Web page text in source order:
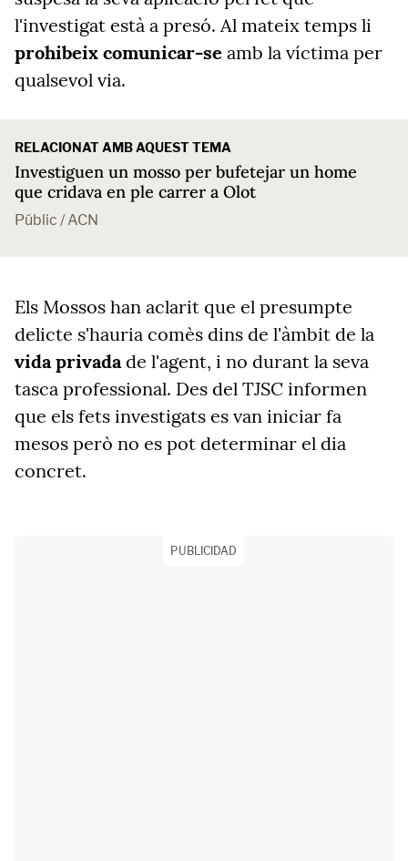
l'investigat està a presó. Al mateix temps li
prohibeix comunicar-se amb la víctima per
qualsevol via.
RELACIONAT AMB AQUEST TEMA
Investiguen un mosso per bufetejar un home
que cridava en ple carrer a Olot
Públic / ACN
Els Mossos han aclarit que el presumpte
delicte s'hauria comès dins de l'àmbit de la
vida privadade l'agent, i no durant la seva
tasca professional. Des del TJSC informen
que els fets investigats es van iniciar fa
mesos però no es pot determinar el dia
concret.
PUBLICIDAD